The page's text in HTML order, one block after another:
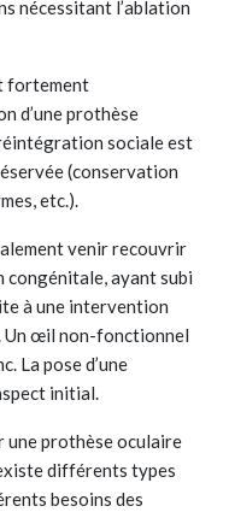
nécessitant l’ablation
fortement
d’une prothèse
sociale est
(conservation
etc.).
venir recouvrir
ayant subi
à une intervention
Un œil non-fonctionnel
La pose d’une
initial.
une prothèse oculaire
différents types
besoins des